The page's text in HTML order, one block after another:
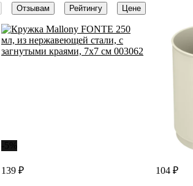
Отзывам Рейтингу Цене
139 ₽ 104 ₽